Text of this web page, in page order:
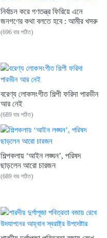
নির্বাচন করে গণতন্ত্র ফিরিয়ে এনে
জনগণের কথা বলতে হবে : আমীর খসরু
(696 বার পঠিত)
বরেণ্য লোকসংগীত শিল্পী ফরিদা পারভীন
আর নেই
(689 বার পঠিত)
শিল্পকলায় ‘আইন লঙ্ঘন’, পরিষদ
ছাড়লেন আরো চারজন
(689 বার পঠিত)